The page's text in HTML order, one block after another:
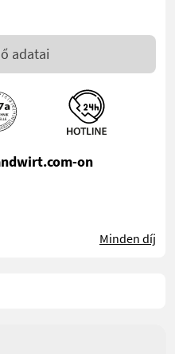
adatai
on
Minden díj